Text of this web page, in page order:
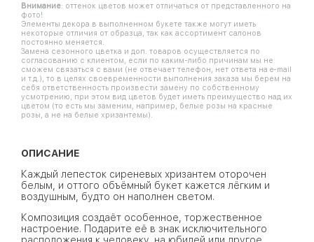
Внимание: оттенок цветов может отличаться от представленного на
фото!
Элементы декора в выполненном букете также могут иметь
некоторые отличия от образца, так как ассортимент салонов
постоянно меняется.
Замена сезонного цветка и доп. товаров осуществляется по
согласованию с клиентом, если по каким-либо причинам мы не
сможем связаться с вами (не отвечает телефон, нет ответа на e-mail
и т.д.), то в целях своевременности выполнения заказа мы берем на
себя ответственность произвести замену по собственному
усмотрению, при этом вид цветов будет иметь преимущество над их
цветом (то есть мы заменим, например, белые розы на красные
розы, а не на белые хризантемы).
ОПИСАНИЕ
Каждый лепесток сиреневых хризантем оторочен
белым, и оттого объёмный букет кажется лёгким и
воздушным, будто он наполнен светом.
Композиция создаёт особенное, торжественное
настроение. Подарите её в знак исключительного